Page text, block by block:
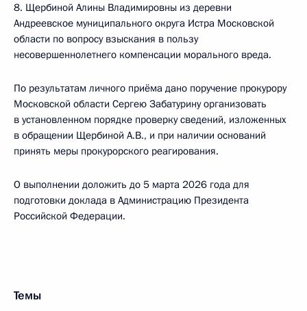
8. Щербиной Алины Владимировны из деревни
Андреевское муниципального округа Истра Московской
области по вопросу взыскания в пользу
несовершеннолетнего компенсации морального вреда.
По результатам личного приёма дано поручение прокурору
Московской области Сергею Забатурину организовать
в установленном порядке проверку сведений, изложенных
в обращении Щербиной А.В., и при наличии оснований
принять меры прокурорского реагирования.
О выполнении доложить до 5 марта 2026 года для
подготовки доклада в Администрацию Президента
Российской Федерации.
Темы